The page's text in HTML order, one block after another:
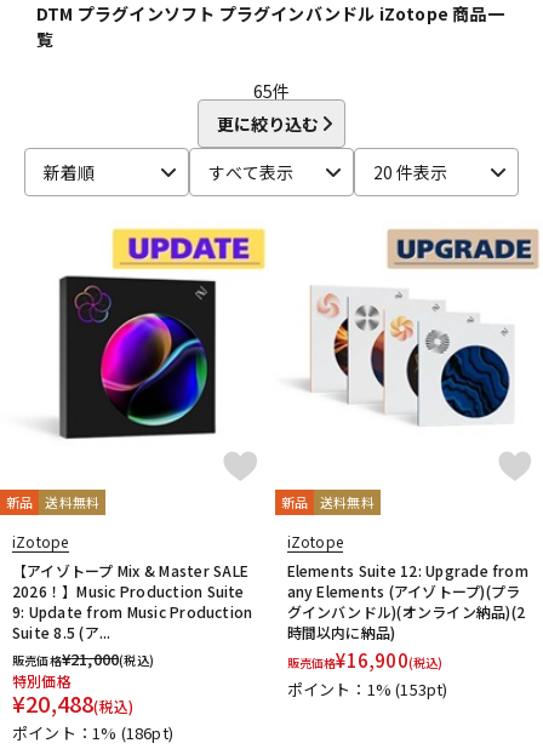
ベース ウクレレ
ドラム
キーボード 電子ピアノ
DTM
DTM オンライン納品
DTM プラグインソフト プラグインバンドル iZotope 商品一
覧
65件
更に絞り込む
新着順
すべて表示 20 件表示
新品 送料無料
iZotope
【アイゾトープ Mix & Master SALE
2026！】Music Production Suite
9: Update from Music Production
Suite 8.5 (ア...
販売価格¥21,000(税込)
特別価格
¥20,488(税込)
ポイント：1% (186pt)
新品 送料無料
iZotope
Elements Suite 12: Upgrade from
any Elements (アイゾトープ)(プラ
グインバンドル)(オンライン納品)(2
時間以内に納品)
販売価格¥16,900(税込)
ポイント：1%(153pt)